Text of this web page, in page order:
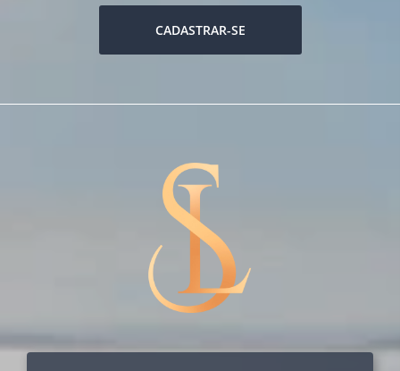
CADASTRAR-SE